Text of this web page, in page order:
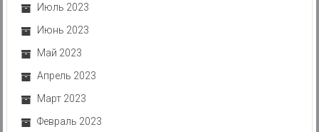
Июль 2023
Июнь 2023
Май 2023
Апрель 2023
Март 2023
Февраль 2023